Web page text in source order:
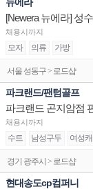
[Newera 뉴에라] 성
채용시까지
모자 의류 가방
서울 성동구 > 로드샵
파크랜드/팬텀골프
파크랜드 곤지암점
채용시까지
수트 남성구두 여성
경기 광주시 > 로드샵
현대송도cp컴퍼니